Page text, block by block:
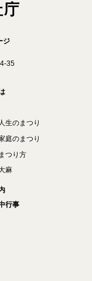
ジ
35
生のまつり
庭のまつり
つり方
麻
行事